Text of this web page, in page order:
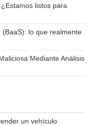
listos para
lo que realmente
Mediante Análisis
un vehículo